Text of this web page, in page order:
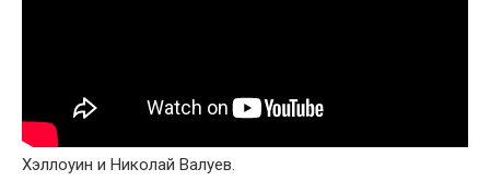
Хэллоуин и Николай Валуев.